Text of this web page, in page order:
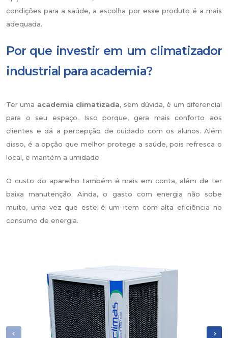
condições para a saúde, a escolha por esse produto é a mais
adequada.
Por que investir em um climatizador
industrial para academia?
Ter uma academia climatizada, sem dúvida, é um diferencial
para o seu espaço. Isso porque, gera mais conforto aos
clientes e dá a percepção de cuidado com os alunos. Além
disso, é a opção que melhor protege a saúde, pois refresca o
local, e mantém a umidade.
O custo do aparelho também é mais em conta, além de ter
baixa manutenção. Ainda, o gasto com energia não sobe
muito, uma vez que este é um item com alta eficiência no
consumo de energia.